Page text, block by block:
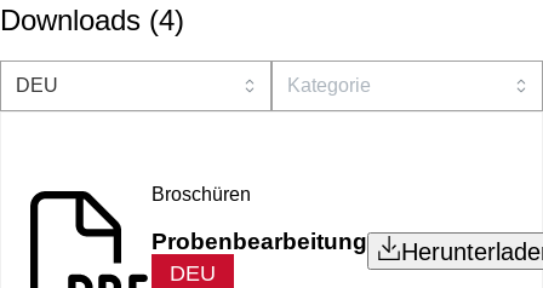
Downloads (4)
Broschüren
Probenbearbeitung
DEU